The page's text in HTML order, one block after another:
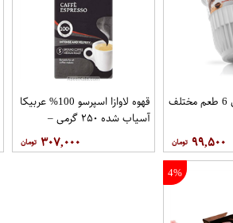
قهوه لیوانی فوری 6 طعم مختلف
۹۹,۵۰۰
قهوه لاوازا اسپرسو 100% عربیکا
آسیاب شده ۲۵۰ گرمی –
۳۰۷,۰۰۰
4%